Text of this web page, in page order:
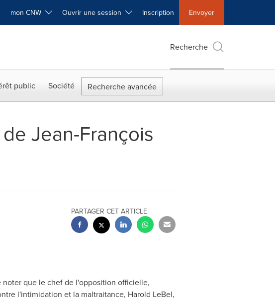
mon CNW Ouvrir une session Inscription Envoyer
Recherche
public Société Recherche avancée
Jean-François
PARTAGER CET ARTICLE
noter que le chef de l'opposition officielle,
l'intimidation et la maltraitance, Harold LeBel,